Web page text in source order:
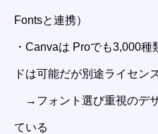
Fontsと連携）
・Canvaは Proでも3,000
ドは可能だが別途ライセン
→フォント選び重視のデ
ている